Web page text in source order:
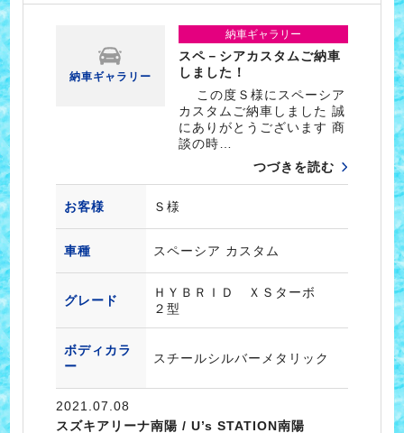
納車ギャラリー
納車ギャラリー
スペ－シアカスタムご納車
しました！
この度Ｓ様にスペーシア
カスタムご納車しました 誠
にありがとうございます 商
談の時…
つづきを読む
お客様 Ｓ様
車種 スペーシア カスタム
グレード
ＨＹＢＲＩＤ ＸＳターボ
２型
ボディカラ
ー
スチールシルバーメタリック
2021.07.08
スズキアリーナ南陽 / U’s STATION南陽